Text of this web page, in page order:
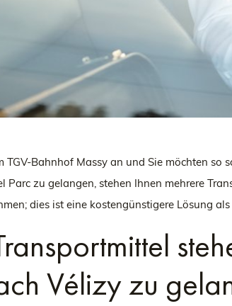
TGV-Bahnhof Massy an und Sie möchten so
Parc zu gelangen, stehen Ihnen mehrere
dies ist eine kostengünstigere Lösung
Vélizy zu